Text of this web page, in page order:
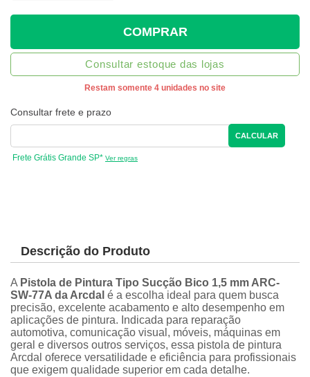
COMPRAR
Consultar estoque das lojas
Restam somente 4 unidades no site
Consultar frete e prazo
CALCULAR
Frete Grátis Grande SP* Ver regras
Descrição do Produto
A Pistola de Pintura Tipo Sucção Bico 1,5 mm ARC-
SW-77A da Arcdal é a escolha ideal para quem busca
precisão, excelente acabamento e alto desempenho em
aplicações de pintura. Indicada para reparação
automotiva, comunicação visual, móveis, máquinas em
geral e diversos outros serviços, essa pistola de pintura
Arcdal oferece versatilidade e eficiência para profissionais
que exigem qualidade superior em cada detalhe.